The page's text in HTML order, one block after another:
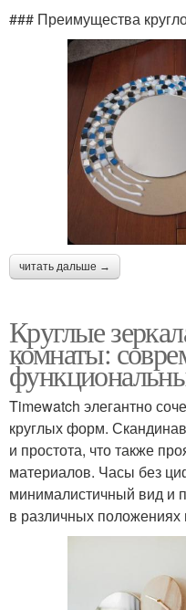
### Преимущества
читать дальше →
Круглые
комнаты:
Timewatch элегантно
круглых форм.
и простота, что также
материалов. Часы без
минималистичный вид и
в различных положениях